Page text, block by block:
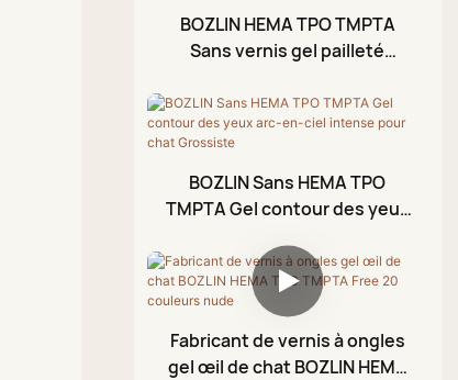
Revêtement de surface
en caoutchouc
essuyage
Huile pour cuticules
Gelée en feuille
Gel de modélisation 3D
Vernis à ongles gel
craquelé
Stylo à peinture
acrylique
Palette de boue
pailletée
BOZLIN HEMA TPO TMPTA
Sans vernis gel pailleté
BOZLIN Sans HEMA TPO
TMPTA Gel contour des yeux
Grossiste
Fabricant de vernis à ongles
gel œil de chat BOZLIN HEMA